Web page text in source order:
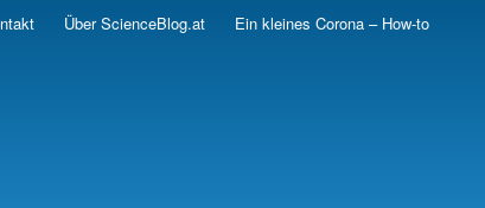
Über ScienceBlog.at Ein kleines Corona – How-to